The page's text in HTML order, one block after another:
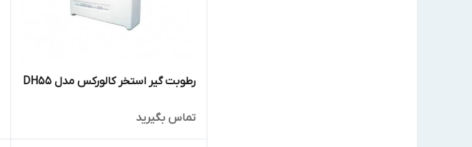
رطوبت گیر استخر کالورکس مدل DH55
تماس بگیرید